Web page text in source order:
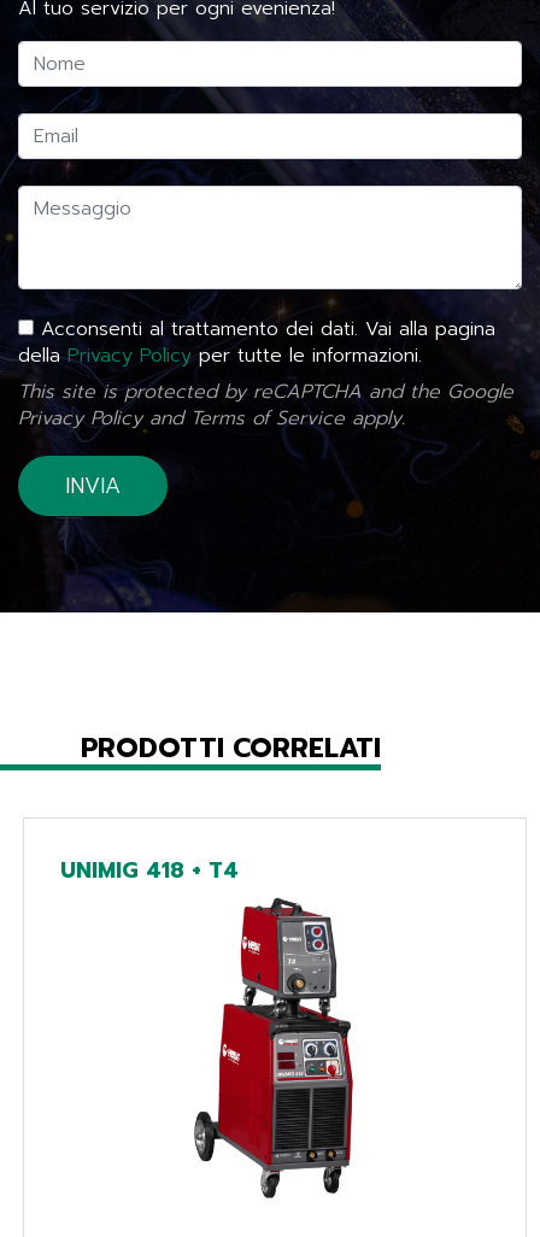
Al tuo servizio per ogni evenienza!
Acconsenti al trattamento dei dati. Vai alla pagina
dellaPrivacy Policyper tutte le informazioni.
This site is protected by reCAPTCHA and the Google
Privacy Policyand Terms of Service apply.
PRODOTTI CORRELATI
UNIMIG 418 + T4